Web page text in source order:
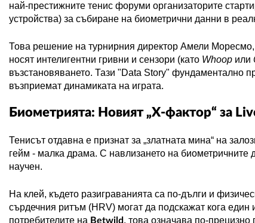
най-престижните тенис форуми организаторите
устройства) за събиране на биометрични данни в
Това решение на турнирния директор Амели
носят интелигентни гривни и сензори (като Whoop или
възстановяването. Тази "Data Story" фундаментално
възприемат динамиката на играта.
Биометрията: Новият „X-фактор“ за
Тенисът отдавна е признат за „златната мина“ на
гейм - малка драма. С навлизането на биометричните
научен.
На клей, където разиграванията са по-дълги и
сърдечния ритъм (HRV) могат да подскажат кога
потребителите на Betwild, това означава по-прецизно